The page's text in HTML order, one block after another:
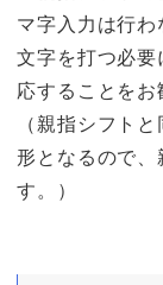
マ字入力は行
文字を打つ必
応することをお
（親指シフト
形となるので
す。）